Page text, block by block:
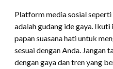
Platform media sosial seperti
adalah gudang ide gaya.
papan suasana hati untuk
sesuai dengan Anda. Jangan
dengan gaya dan tren yang